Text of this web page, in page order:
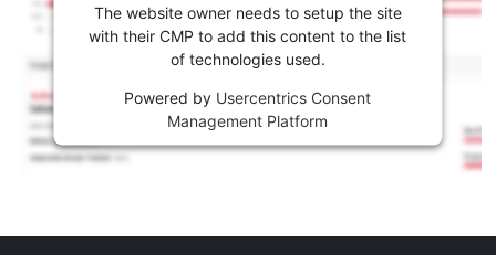
The website owner needs to setup the site
with their CMP to add this content to the list
of technologies used.
Powered by Usercentrics Consent
Management Platform